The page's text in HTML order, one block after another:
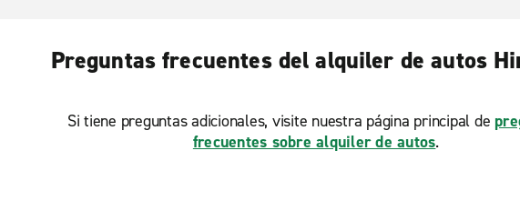
Preguntas frecuentes del alquiler de autos
Si tiene preguntas adicionales, visite nuestra página principal de
frecuentes sobre alquiler de autos.